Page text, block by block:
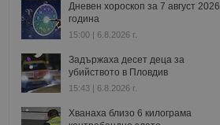
Дневен хороскоп за 7 август 2026
година
15:00 | 6.8.2026 г.
Задържаха десет деца за
убийството в Пловдив
15:43 | 6.8.2026 г.
Хванаха близо 6 килограма